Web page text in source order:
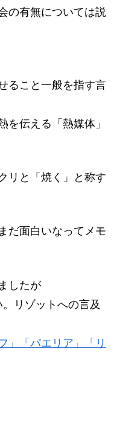
の有無については説
ること一般を指す言
を伝える「熱媒体」
リと「焼く」と称す
だ面白いなってメモ
したが
リゾットへの言及
」「パエリア」「リ